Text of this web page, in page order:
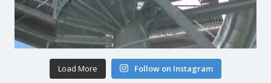
Load More Follow on Instagram